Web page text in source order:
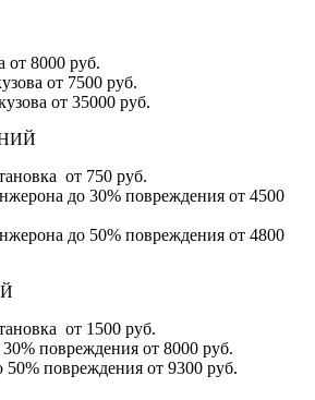
от 8000 руб.
от 7500 руб.
от 35000 руб.
от 750 руб.
до 30% повреждения от 4500
до 50% повреждения от 4800
от 1500 руб.
повреждения от 8000 руб.
повреждения от 9300 руб.